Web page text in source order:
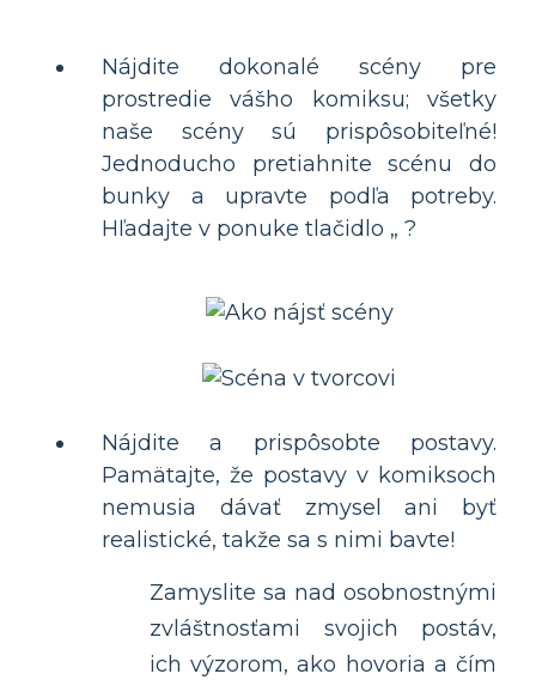
Nájdite dokonalé scény pre
prostredie vášho komiksu; všetky
naše scény sú prispôsobiteľné!
Jednoducho pretiahnite scénu do
bunky a upravte podľa potreby.
Hľadajte v ponuke tlačidlo „ ?
Nájdite a prispôsobte postavy.
Pamätajte, že postavy v komiksoch
nemusia dávať zmysel ani byť
realistické, takže sa s nimi bavte!
Zamyslite sa nad osobnostnými
zvláštnosťami svojich postáv,
ich výzorom, ako hovoria a čím